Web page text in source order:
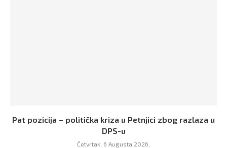
Pat pozicija – politička kriza u Petnjici zbog razlaza u
DPS-u
Četvrtak, 6 Augusta 2026,